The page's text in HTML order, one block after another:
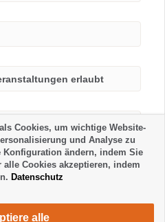
erlaubt
Cookies, um wichtige Website-
und Analyse zu
ändern, indem Sie
Cookies akzeptieren, indem
Datenschutz
alle